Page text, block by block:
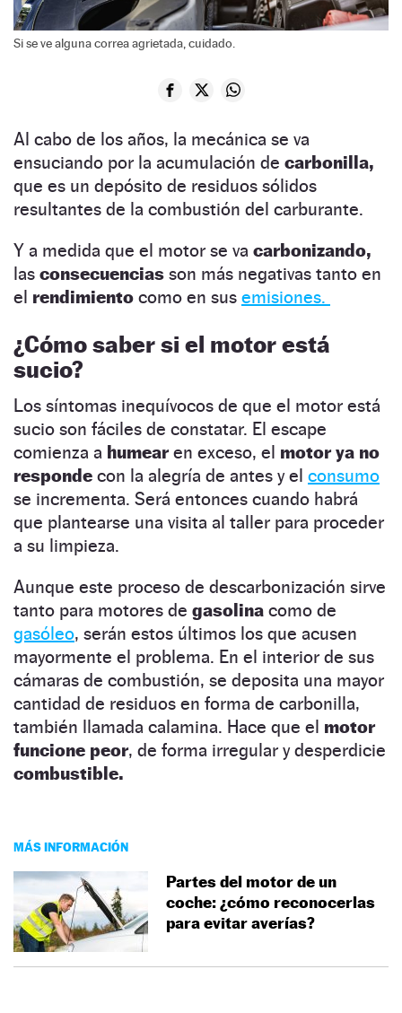
Si se ve alguna correa agrietada, cuidado.
Al cabo de los años, la mecánica se va
ensuciando por la acumulación de carbonilla,
que es un depósito de residuos sólidos
resultantes de la combustión del carburante.
Y a medida que el motor se va carbonizando,
las consecuencias son más negativas tanto en
el rendimiento como en sus emisiones.
¿Cómo saber si el motor está
sucio?
Los síntomas inequívocos de que el motor está
sucio son fáciles de constatar. El escape
comienza a humearen exceso, el motor ya no
responde con la alegría de antes y el consumo
se incrementa. Será entonces cuando habrá
que plantearse una visita al taller para proceder
a su limpieza.
Aunque este proceso de descarbonización sirve
tanto para motores de gasolina como de
gasóleo, serán estos últimos los que acusen
mayormente el problema. En el interior de sus
cámaras de combustión, se deposita una mayor
cantidad de residuos en forma de carbonilla,
también llamada calamina. Hace que el motor
funcione peor, de forma irregular y desperdicie
combustible.
MÁS INFORMACIÓN
Partes del motor de un
coche: ¿cómo reconocerlas
para evitar averías?